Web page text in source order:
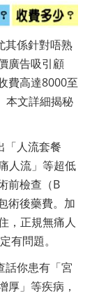
其係針對唔熟
廣告吸引顧
費高達8000至
本文詳細揭秘
「人流套餐
人流」等超低
前檢查（B
術後藥費。加
，正規無痛人
有問題。
話你患有「宮
厚」等疾病，